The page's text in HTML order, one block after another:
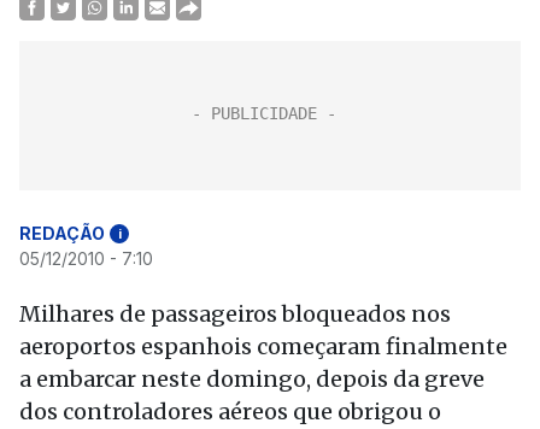
REDAÇÃO i
05/12/2010 - 7:10
Milhares de passageiros bloqueados nos
aeroportos espanhois começaram finalmente
a embarcar neste domingo, depois da greve
dos controladores aéreos que obrigou o